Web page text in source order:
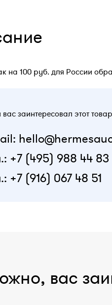
на 100 руб. для России
вас заинтересовал этот
+7 (495) 988 44 83
+7 (916) 067 48 51
вас